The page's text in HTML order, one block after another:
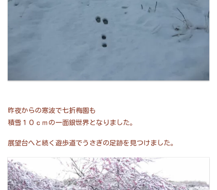
昨夜からの寒波で七折梅園も
積雪１０ｃｍの一面銀世界となりました。
展望台へと続く遊歩道でうさぎの足跡を見つけました。